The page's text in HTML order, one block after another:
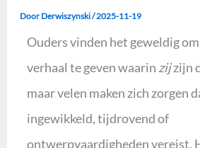
Door Derwiszynski/2025-11-19
Ouders vinden het geweldig
verhaal te geven waarin zijzijn
maar velen maken zich zorgen
ingewikkeld, tijdrovend of
ontwerpvaardigheden vereist.